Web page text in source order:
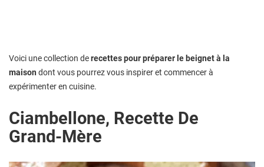
Voici une collection derecettes pour préparer le beignet à la
maison dont vous pourrez vous inspirer et commencer à
expérimenter en cuisine.
Ciambellone, Recette De
Grand-Mère